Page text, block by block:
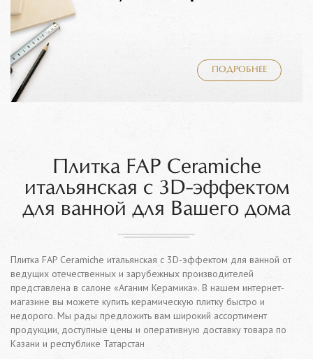
ПОДРОБНЕЕ
Плитка FAP Ceramiche
итальянская с 3D-эффектом
для ванной для Вашего дома
Плитка FAP Ceramiche итальянская с 3D-эффектом для ванной от
ведущих отечественных и зарубежных производителей
представлена в салоне «Аганим Керамика». В нашем интернет-
магазине вы можете купить керамическую плитку быстро и
недорого. Мы рады предложить вам широкий ассортимент
продукции, доступные цены и оперативную доставку товара по
Казани и республике Татарстан